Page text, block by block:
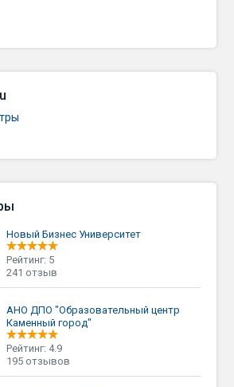
Новый Бизнес Университет
Рейтинг: 5
241 отзыв
АНО ДПО "Образовательный центр
Каменный город"
Рейтинг: 4.9
195 отзывов